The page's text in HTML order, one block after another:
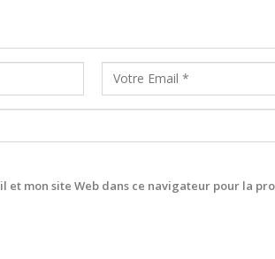
et mon site Web dans ce navigateur pour la